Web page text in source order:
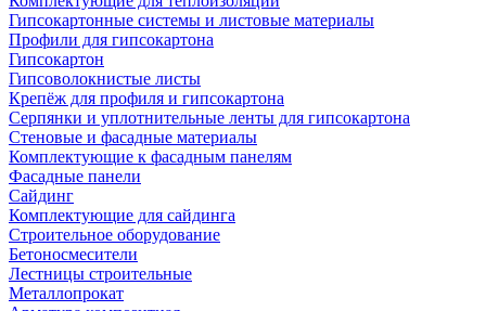
Гипсокартонные системы и листовые материалы
Профили для гипсокартона
Гипсокартон
Гипсоволокнистые листы
Крепёж для профиля и гипсокартона
Серпянки и уплотнительные ленты для гипсокартона
Стеновые и фасадные материалы
Комплектующие к фасадным панелям
Фасадные панели
Сайдинг
Комплектующие для сайдинга
Строительное оборудование
Бетоносмесители
Лестницы строительные
Металлопрокат